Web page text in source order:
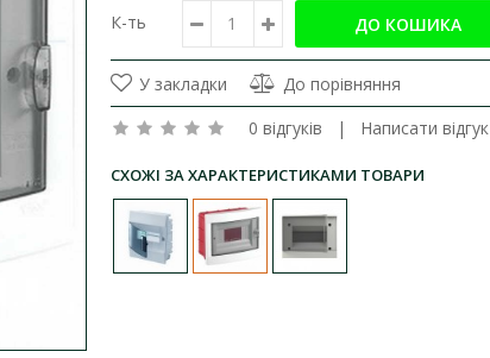
К-ть
У закладки
До порівняння
0 відгуків | Написати відгук
СХОЖІ ЗА ХАРАКТЕРИСТИКАМИ ТОВАРИ